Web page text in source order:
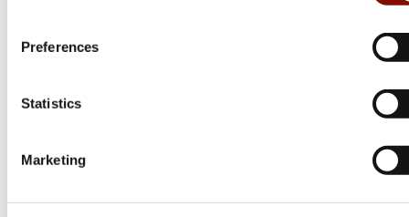
Preferences
Statistics
Marketing